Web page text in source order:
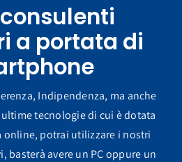
a portata di
Indipendenza, ma anche
tecnologie di cui è dotata
potrai utilizzare i nostri
basterà avere un PC oppure un